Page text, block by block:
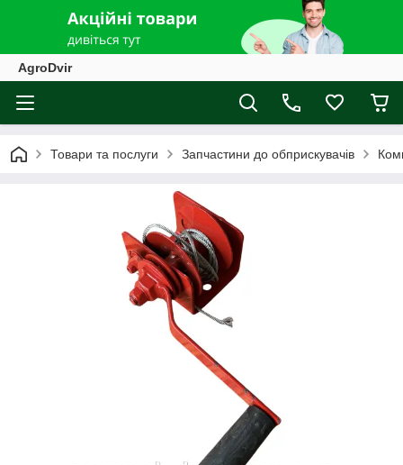
AgroDvir
Товари та послуги Запчастини до обприскувачів